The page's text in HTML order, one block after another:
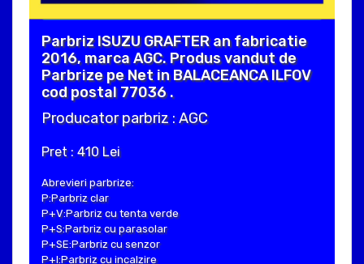
Parbriz ISUZU GRAFTER an fabricatie
2016, marca AGC. Produs vandut de
Parbrize pe Net in BALACEANCA ILFOV
cod postal 77036 .
Producator parbriz : AGC
Pret : 410 Lei
Abrevieri parbrize:
P:Parbriz clar
P+V:Parbriz cu tenta verde
P+S:Parbriz cu parasolar
P+SE:Parbriz cu senzor
P+I:Parbriz cu incalzire